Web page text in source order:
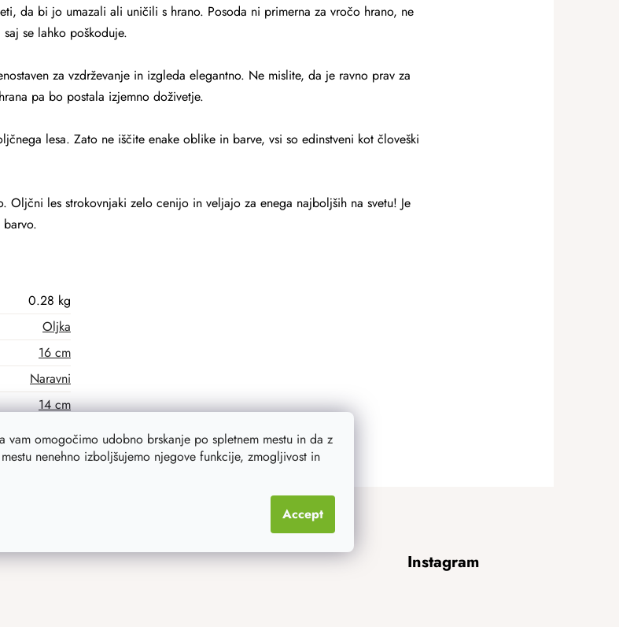
vam omogočimo udobno brskanje po spletnem mestu in da z
nenehno izboljšujemo njegove funkcije, zmogljivost in
Accept
da bi jo umazali ali uničili s hrano. Posoda ni primerna za vročo hrano, ne
se lahko poškoduje.
za vzdrževanje in izgleda elegantno. Ne mislite, da je ravno prav za
pa bo postala izjemno doživetje.
lesa. Zato ne iščite enake oblike in barve, vsi so edinstveni kot človeški
les strokovnjaki zelo cenijo in veljajo za enega najboljših na svetu! Je
0.28 kg
Oljka
16 cm
Naravni
14 cm
Instagram